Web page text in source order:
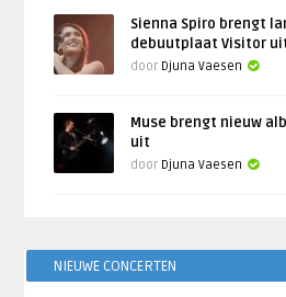
Sienna Spiro brengt
debuutplaat Visitor
door Djuna Vaesen
Muse brengt nieuw
uit
door Djuna Vaesen
NIEUWE CONCERTEN